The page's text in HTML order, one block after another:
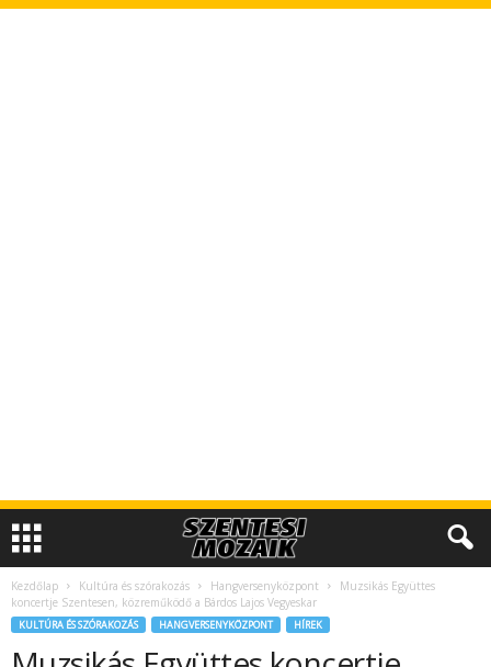
Kezdőlap Kultúra és szórakozás Hangversenyközpont
Muzsikás Együttes
koncertje Szentesen, közreműködő a Bárdos Lajos Vegyeskar
KULTÚRA ÉS SZÓRAKOZÁS HANGVERSENYKÖZPONT HÍREK